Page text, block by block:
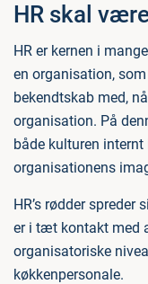
HR skal
HR er kernen i
en organisation,
bekendtskab med,
organisation. På
både kulturen
organisationens
HR’s rødder
er i tæt kontakt med
organisatoriske
køkkenpersonale.